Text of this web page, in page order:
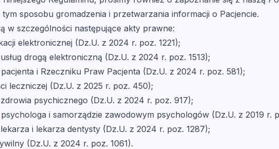
sposobu gromadzenia i przetwarzania informacji o Pacjencie.
w szczególności następujące akty prawne:
elektronicznej (Dz.U. z 2024 r. poz. 1221);
drogą elektroniczną (Dz.U. z 2024 r. poz. 1513);
i Rzeczniku Praw Pacjenta (Dz.U. z 2024 r. poz. 581);
leczniczej (Dz.U. z 2025 r. poz. 450);
psychicznego (Dz.U. z 2024 r. poz. 917);
i samorządzie zawodowym psychologów (Dz.U. z 2019 r.
i lekarza dentysty (Dz.U. z 2024 r. poz. 1287);
(Dz.U. z 2024 r. poz. 1061).